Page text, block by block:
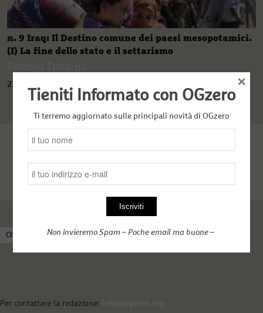
n. 9 Iraq: Il Destino comune dei paesi mesopotamici.
(I) La fine dello stato e il settarismo
22 Giugno 2021
Chi siamo Come funziona OGzero Complici nel web
Per contattare la redazione:
Tieniti Informato con OGzero
Ti terremo aggiornato sulle principali novità di OGzero
Non invieremo Spam – Poche email ma buone –
×